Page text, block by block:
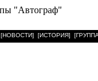
"Автограф"
[НОВОСТИ] [ИСТОРИЯ]